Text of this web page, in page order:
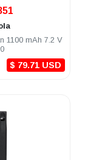
1100 mAh 7.2 V
$ 79.71 USD